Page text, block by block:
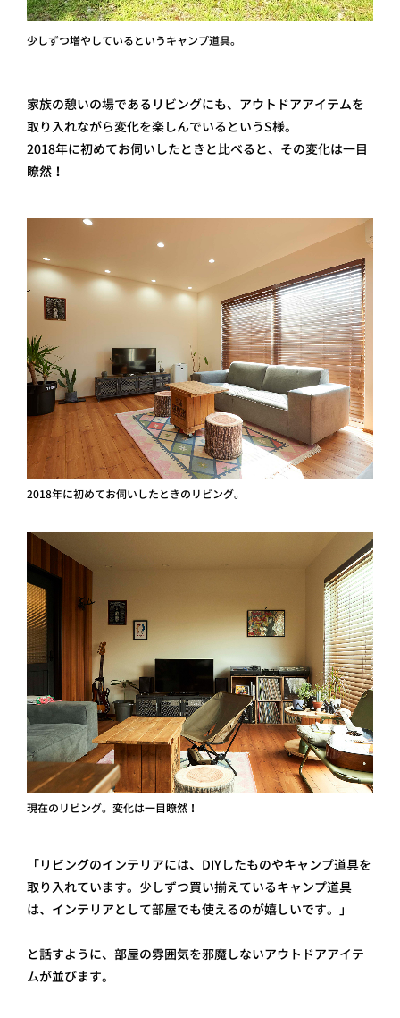
少しずつ増やしているというキャンプ道具。
家族の憩いの場であるリビングにも、アウトドアアイテムを
取り入れながら変化を楽しんでいるというS様。
2018年に初めてお伺いしたときと比べると、その変化は一目
瞭然！
2018年に初めてお伺いしたときのリビング。
現在のリビング。変化は一目瞭然！
「リビングのインテリアには、DIYしたものやキャンプ道具を
取り入れています。少しずつ買い揃えているキャンプ道具
は、インテリアとして部屋でも使えるのが嬉しいです。」
と話すように、部屋の雰囲気を邪魔しないアウトドアアイテ
ムが並びます。